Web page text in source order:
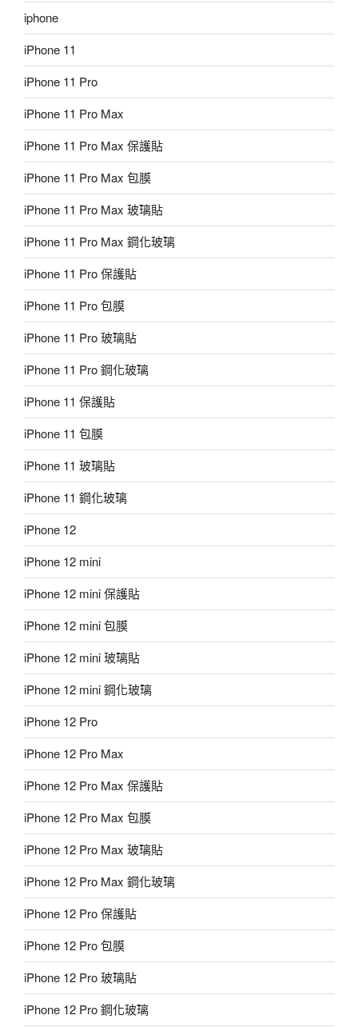
iphone
iPhone 11
iPhone 11 Pro
iPhone 11 Pro Max
iPhone 11 Pro Max 保護貼
iPhone 11 Pro Max 包膜
iPhone 11 Pro Max 玻璃貼
iPhone 11 Pro Max 鋼化玻璃
iPhone 11 Pro 保護貼
iPhone 11 Pro 包膜
iPhone 11 Pro 玻璃貼
iPhone 11 Pro 鋼化玻璃
iPhone 11 保護貼
iPhone 11 包膜
iPhone 11 玻璃貼
iPhone 11 鋼化玻璃
iPhone 12
iPhone 12 mini
iPhone 12 mini 保護貼
iPhone 12 mini 包膜
iPhone 12 mini 玻璃貼
iPhone 12 mini 鋼化玻璃
iPhone 12 Pro
iPhone 12 Pro Max
iPhone 12 Pro Max 保護貼
iPhone 12 Pro Max 包膜
iPhone 12 Pro Max 玻璃貼
iPhone 12 Pro Max 鋼化玻璃
iPhone 12 Pro 保護貼
iPhone 12 Pro 包膜
iPhone 12 Pro 玻璃貼
iPhone 12 Pro 鋼化玻璃